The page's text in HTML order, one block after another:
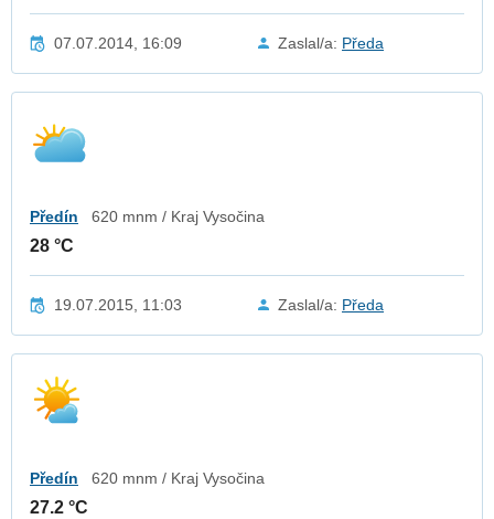
07.07.2014, 16:09 Zaslal/a: Předa
Předín 620 mnm / Kraj Vysočina
28 °C
19.07.2015, 11:03 Zaslal/a: Předa
Předín 620 mnm / Kraj Vysočina
27.2 °C